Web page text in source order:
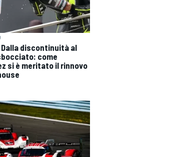
Dalla discontinuità al
come
si è meritato il rinnovo